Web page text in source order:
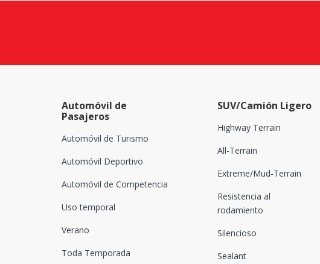
Automóvil de
Pasajeros
Automóvil de Turismo
Automóvil Deportivo
Automóvil de Competencia
Uso temporal
Verano
Toda Temporada
SUV/Camión Ligero
Highway Terrain
All-Terrain
Extreme/Mud-Terrain
Resistencia al
rodamiento
Silencioso
Sealant